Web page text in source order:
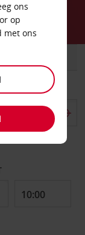
ons
op
met ons